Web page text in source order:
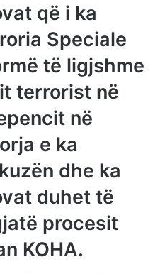
që i ka
Speciale
të ligjshme
terrorist në
në
e ka
dhe ka
duhet të
procesit
KOHA.